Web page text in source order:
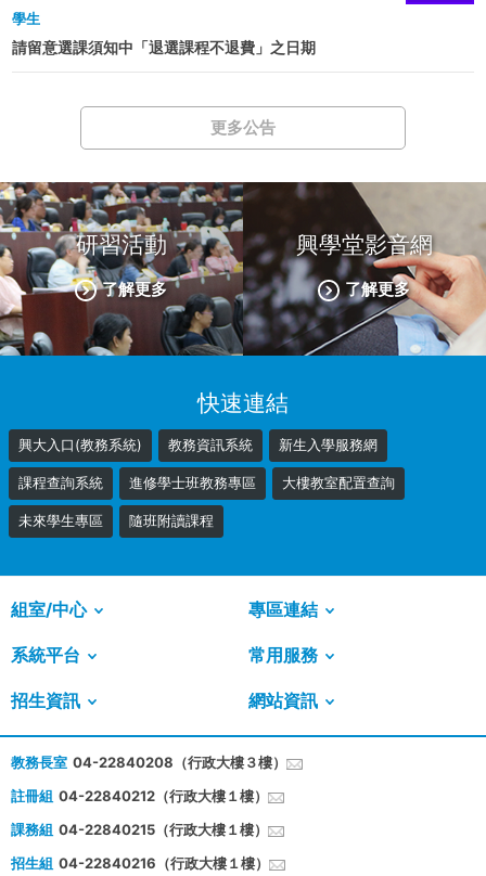
學生
請留意選課須知中「退選課程不退費」之日期
更多公告
研習活動
了解更多
興學堂影音網
了解更多
快速連結
興大入口(教務系統) 教務資訊系統 新生入學服務網
課程查詢系統 進修學士班教務專區 大樓教室配置查詢
未來學生專區 隨班附讀課程
組室/中心 專區連結
系統平台 常用服務
招生資訊 網站資訊
教務長室 04-22840208（行政大樓３樓）
註冊組 04-22840212（行政大樓１樓）
課務組 04-22840215（行政大樓１樓）
招生組 04-22840216（行政大樓１樓）